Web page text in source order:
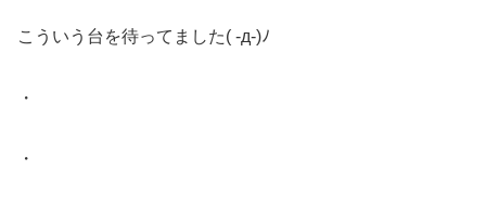
こういう台を待ってました( -д-)ﾉ
・
・